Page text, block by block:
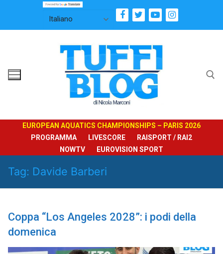
contenuto
EUROPEAN AQUATICS CHAMPIONSHIPS – PARIS 2026
PROGRAMMA
LIVESCORE
RAISPORT / RAI2
NOWTV
EUROVISION SPORT
Tag: Davide Barberi
Coppa “Los Angeles 2028”: i podi della
domenica